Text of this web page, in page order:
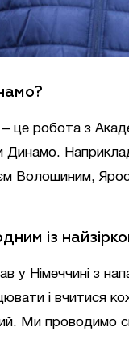
– це робота з
Динамо.
Волошиним,
із
у Німеччині з
і вчитися
Ми проводимо